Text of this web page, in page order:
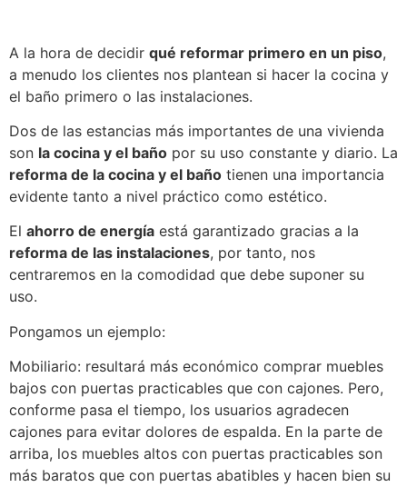
A la hora de decidir qué reformar primero en un piso,
a menudo los clientes nos plantean si hacer la cocina y
el baño primero o las instalaciones.
Dos de las estancias más importantes de una vivienda
son la cocina y el baño por su uso constante y diario. La
reforma de la cocina y el baño tienen una importancia
evidente tanto a nivel práctico como estético.
El ahorro de energía está garantizado gracias a la
reforma de las instalaciones, por tanto, nos
centraremos en la comodidad que debe suponer su
uso.
Pongamos un ejemplo:
Mobiliario: resultará más económico comprar muebles
bajos con puertas practicables que con cajones. Pero,
conforme pasa el tiempo, los usuarios agradecen
cajones para evitar dolores de espalda. En la parte de
arriba, los muebles altos con puertas practicables son
más baratos que con puertas abatibles y hacen bien su